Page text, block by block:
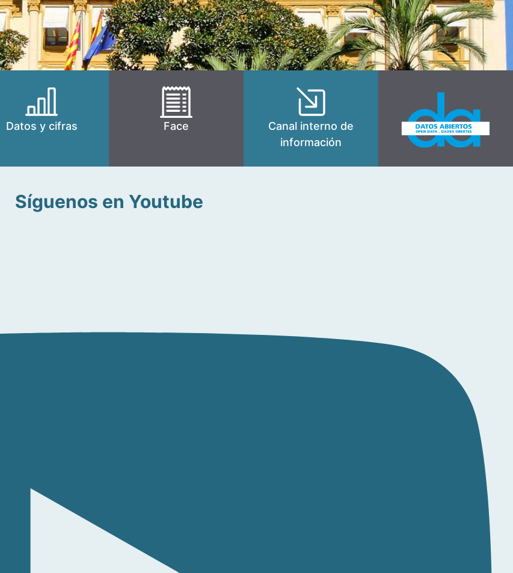
Datos y cifras Face
Canal interno de
información
Síguenos en Youtube